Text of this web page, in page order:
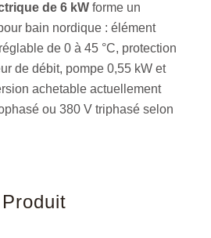
de 6 kW forme un
bain nordique : élément
de 0 à 45 °C, protection
de débit, pompe 0,55 kW et
achetable actuellement
ou 380 V triphasé selon